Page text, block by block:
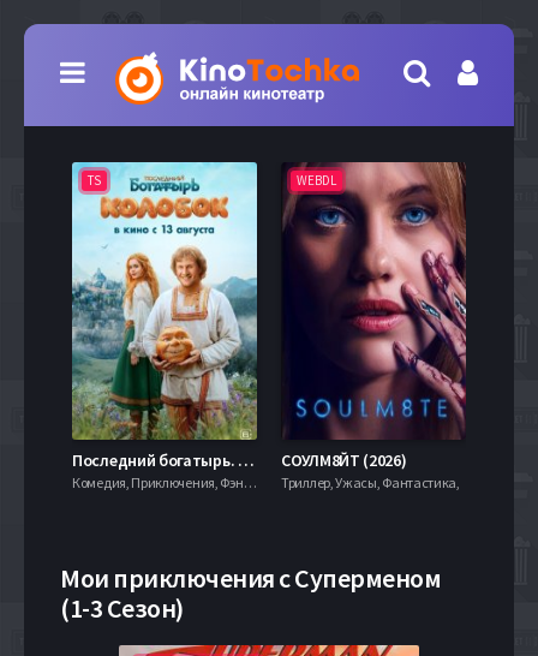
TS
Последний богатырь. Колобок (2026)
Комедия, Приключения, Фэнтези,
WEBDL
СОУЛМ8ЙТ (2026)
Триллер, Ужасы, Фантастика,
Мои приключения с Суперменом
(1-3 Сезон)